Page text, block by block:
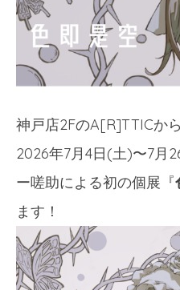
神戸店2FのA[R]TTICか
2026年7月4日(土)〜7月
ー嗟助による初の個展『
ます！